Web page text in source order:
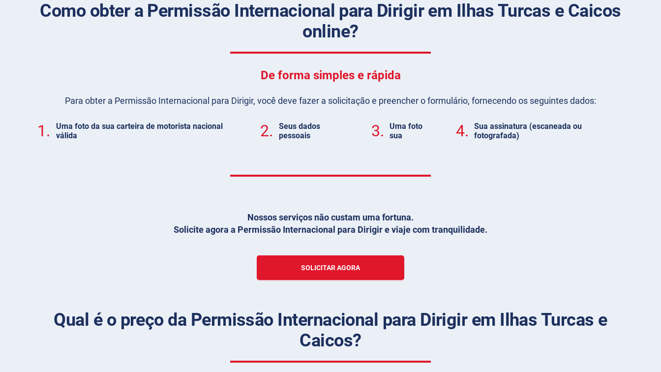
Como obter a Permissão Internacional para Dirigir em Ilhas Turcas e Caicos
online?
De forma simples e rápida
Para obter a Permissão Internacional para Dirigir, você deve fazer a solicitação e preencher o formulário, fornecendo os seguintes dados:
1.
Uma foto da sua carteira de motorista nacional
válida
2.
Seus dados
pessoais
3.
Uma foto
sua
4.
Sua assinatura (escaneada ou
fotografada)
Nossos serviços não custam uma fortuna.
Solicite agora a Permissão Internacional para Dirigir e viaje com tranquilidade.
SOLICITAR AGORA
Qual é o preço da Permissão Internacional para Dirigir em Ilhas Turcas e
Caicos?